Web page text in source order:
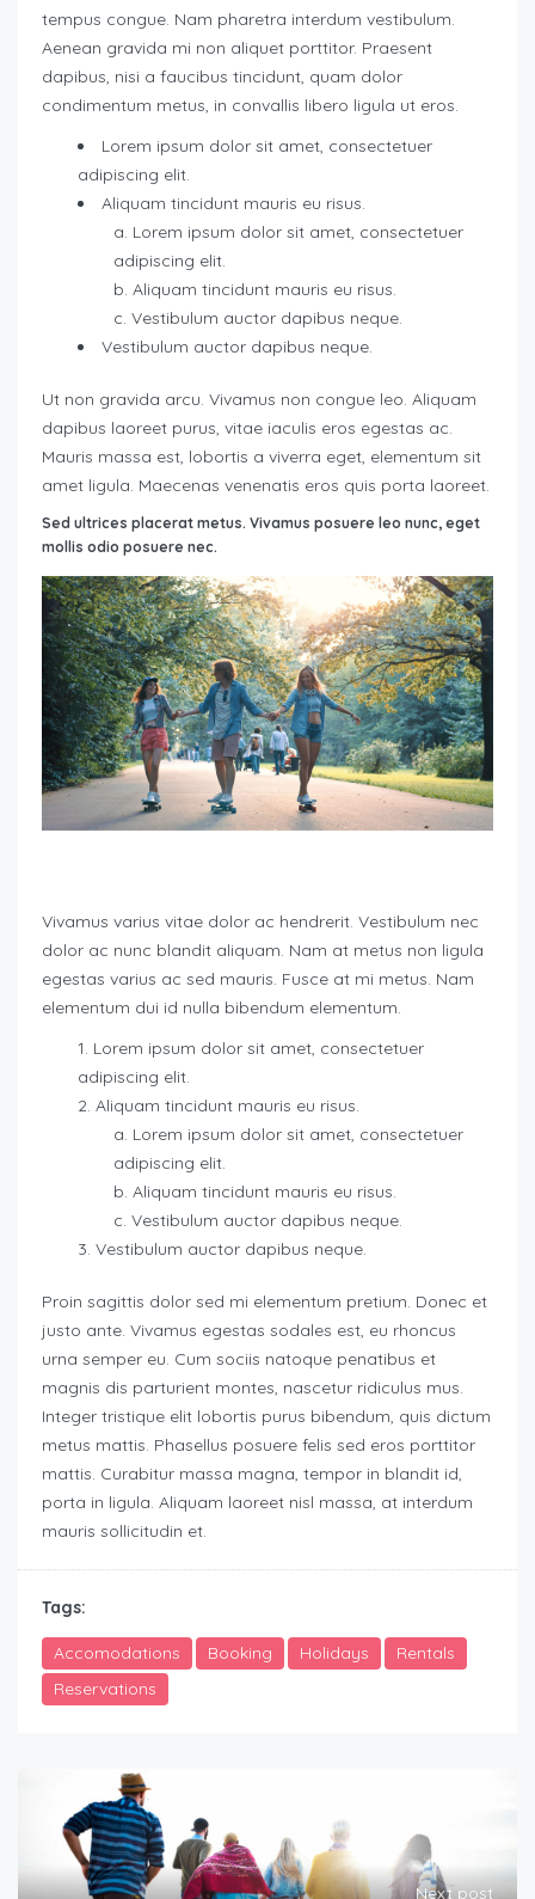
tempus congue. Nam pharetra interdum vestibulum.
Aenean gravida mi non aliquet porttitor. Praesent
dapibus, nisi a faucibus tincidunt, quam dolor
condimentum metus, in convallis libero ligula ut eros.
Lorem ipsum dolor sit amet, consectetuer
adipiscing elit.
Aliquam tincidunt mauris eu risus.
Lorem ipsum dolor sit amet, consectetuer
adipiscing elit.
Aliquam tincidunt mauris eu risus.
Vestibulum auctor dapibus neque.
Vestibulum auctor dapibus neque.
Ut non gravida arcu. Vivamus non congue leo. Aliquam
dapibus laoreet purus, vitae iaculis eros egestas ac.
Mauris massa est, lobortis a viverra eget, elementum sit
amet ligula. Maecenas venenatis eros quis porta laoreet.
Sed ultrices placerat metus. Vivamus posuere leo nunc, eget
mollis odio posuere nec.
Vivamus varius vitae dolor ac hendrerit. Vestibulum nec
dolor ac nunc blandit aliquam. Nam at metus non ligula
egestas varius ac sed mauris. Fusce at mi metus. Nam
elementum dui id nulla bibendum elementum.
Lorem ipsum dolor sit amet, consectetuer
adipiscing elit.
Aliquam tincidunt mauris eu risus.
Lorem ipsum dolor sit amet, consectetuer
adipiscing elit.
Aliquam tincidunt mauris eu risus.
Vestibulum auctor dapibus neque.
Vestibulum auctor dapibus neque.
Proin sagittis dolor sed mi elementum pretium. Donec et
justo ante. Vivamus egestas sodales est, eu rhoncus
urna semper eu. Cum sociis natoque penatibus et
magnis dis parturient montes, nascetur ridiculus mus.
Integer tristique elit lobortis purus bibendum, quis dictum
metus mattis. Phasellus posuere felis sed eros porttitor
mattis. Curabitur massa magna, tempor in blandit id,
porta in ligula. Aliquam laoreet nisl massa, at interdum
mauris sollicitudin et.
Tags:
Accomodations Booking Holidays
Rentals
Reservations
Next post